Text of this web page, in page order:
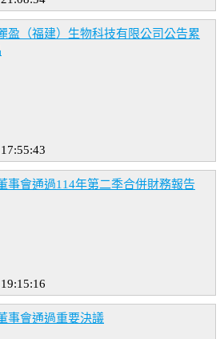
盈（福建）生物科技有限公司公告累
事會通過114年第二季合併財務報告
事會通過重要決議